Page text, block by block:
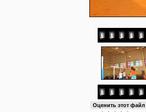
Оценить этот файл